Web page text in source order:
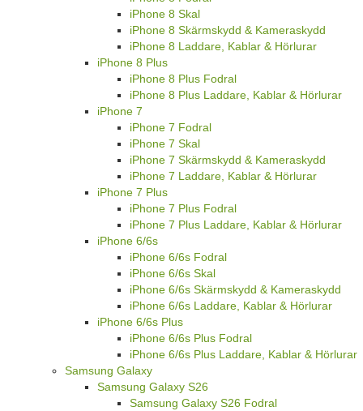
iPhone 8 Skal
iPhone 8 Skärmskydd & Kameraskydd
iPhone 8 Laddare, Kablar & Hörlurar
iPhone 8 Plus
iPhone 8 Plus Fodral
iPhone 8 Plus Laddare, Kablar & Hörlurar
iPhone 7
iPhone 7 Fodral
iPhone 7 Skal
iPhone 7 Skärmskydd & Kameraskydd
iPhone 7 Laddare, Kablar & Hörlurar
iPhone 7 Plus
iPhone 7 Plus Fodral
iPhone 7 Plus Laddare, Kablar & Hörlurar
iPhone 6/6s
iPhone 6/6s Fodral
iPhone 6/6s Skal
iPhone 6/6s Skärmskydd & Kameraskydd
iPhone 6/6s Laddare, Kablar & Hörlurar
iPhone 6/6s Plus
iPhone 6/6s Plus Fodral
iPhone 6/6s Plus Laddare, Kablar & Hörlurar
Samsung Galaxy
Samsung Galaxy S26
Samsung Galaxy S26 Fodral